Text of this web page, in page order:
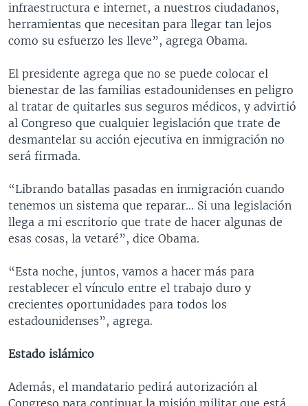
infraestructura e internet, a nuestros ciudadanos,
herramientas que necesitan para llegar tan lejos
como su esfuerzo les lleve”, agrega Obama.
El presidente agrega que no se puede colocar el
bienestar de las familias estadounidenses en peligro
al tratar de quitarles sus seguros médicos, y advirtió
al Congreso que cualquier legislación que trate de
desmantelar su acción ejecutiva en inmigración no
será firmada.
“Librando batallas pasadas en inmigración cuando
tenemos un sistema que reparar… Si una legislación
llega a mi escritorio que trate de hacer algunas de
esas cosas, la vetaré”, dice Obama.
“Esta noche, juntos, vamos a hacer más para
restablecer el vínculo entre el trabajo duro y
crecientes oportunidades para todos los
estadounidenses”, agrega.
Estado islámico
Además, el mandatario pedirá autorización al